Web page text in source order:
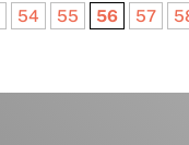
54 55 56 57